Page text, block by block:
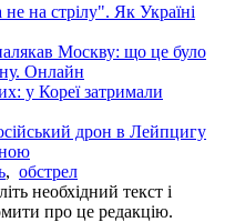
на стрілу". Як Україні
Москву: що це було
Онлайн
у Кореї затримали
дрон в Лейпцигу
, обстрел
необхідний текст і
про це редакцію.